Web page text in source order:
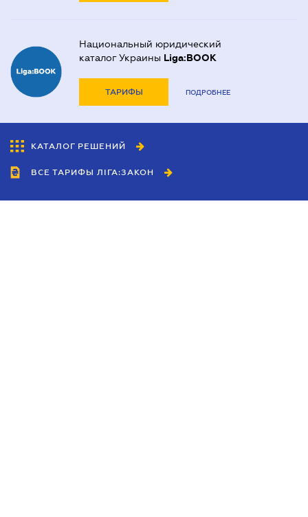
Национальный юридический
каталог Украины Liga:BOOK
ТАРИФЫ ПОДРОБНЕЕ
КАТАЛОГ РЕШЕНИЙ
ВСЕ ТАРИФЫ ЛІГА:ЗАКОН